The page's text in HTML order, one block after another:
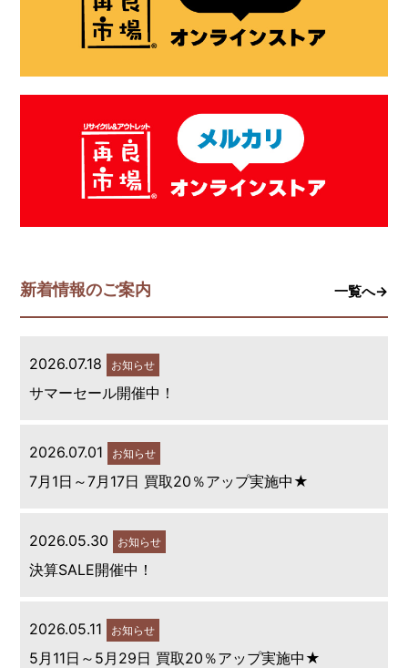
新着情報のご案内 一覧へ→
2026.07.18 お知らせ
サマーセール開催中！
2026.07.01 お知らせ
7月1日～7月17日 買取20％アップ実施中★
2026.05.30 お知らせ
決算SALE開催中！
2026.05.11 お知らせ
5月11日～5月29日 買取20％アップ実施中★